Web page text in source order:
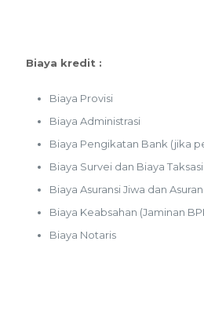
Biaya kredit :
Biaya Provisi
Biaya Administrasi
Biaya Pengikatan Bank (jika
Biaya Survei dan Biaya Taksasi
Biaya Asuransi Jiwa dan
Biaya Keabsahan (Jaminan
Biaya Notaris